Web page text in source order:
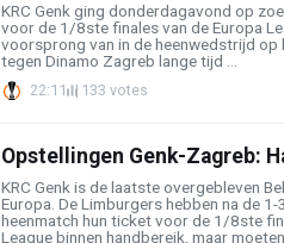
KRC Genk ging donderdagavond op
voor de 1/8ste finales van de Europa
voorsprong van in de heenwedstrijd op
tegen Dinamo Zagreb lange tijd ...
22:11 133 votes
Opstellingen Genk-Zagreb:
KRC Genk is de laatste overgebleven
Europa. De Limburgers hebben na de 1-
heenmatch hun ticket voor de 1/8ste
League binnen handbereik, maar moeten